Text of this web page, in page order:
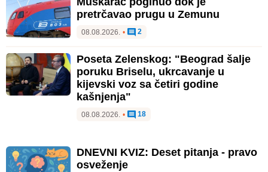
pretrčavao prugu u Zemunu
08.08.2026. • 2
Poseta Zelenskog: "Beograd šalje
poruku Briselu, ukrcavanje u
kijevski voz sa četiri godine
kašnjenja"
08.08.2026. • 18
DNEVNI KVIZ: Deset pitanja - pravo
osveženje